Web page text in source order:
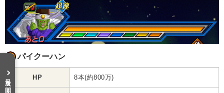
パイクーハン
HP 8本(約800万)
目次を開く